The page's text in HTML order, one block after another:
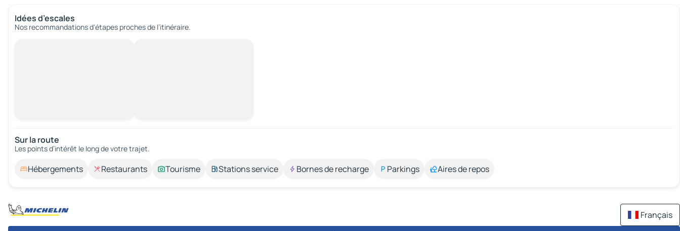
Idées d’escales
Nos recommandations d'étapes proches de l’itinéraire.
Sur la route
Les points d’intérêt le long de votre trajet.
Hébergements Restaurants Tourisme Stations service Bornes de recharge Parkings Aires de repos
Français